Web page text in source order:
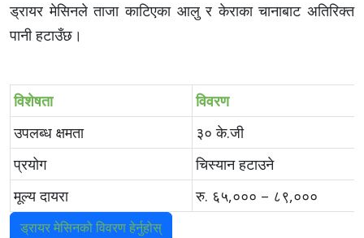
ड्रायर मेसिनले ताजा काटिएका आलु र केराका चानाबाट अतिरिक्त
पानी हटाउँछ।
विशेषता
विवरण
उपलब्ध क्षमता
३० के.जी
प्रयोग
चिस्यान हटाउने
मूल्य दायरा
रु. ६५,००० – ८९,०००
ड्रायर मेसिनको विवरण हेर्नुहोस्